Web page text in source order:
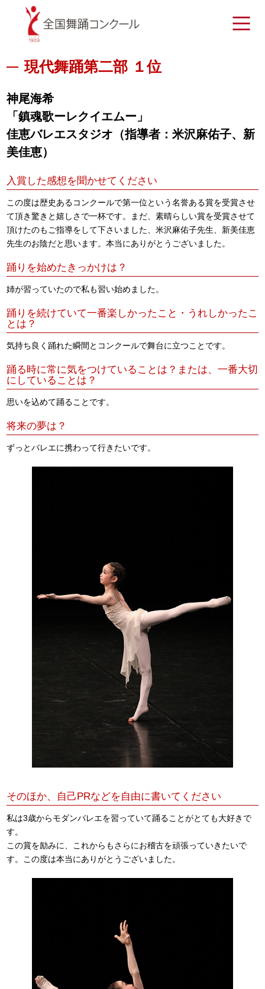
現代舞踊第二部 １位
神尾海希
「鎮魂歌ーレクイエムー」
佳恵バレエスタジオ（指導者：米沢麻佑子、新
美佳恵）
入賞した感想を聞かせてください
この度は歴史あるコンクールで第一位という名誉ある賞を受賞させ
て頂き驚きと嬉しさで一杯です。まだ、素晴らしい賞を受賞させて
頂けたのもご指導をして下さいました、米沢麻佑子先生、新美佳恵
先生のお陰だと思います。本当にありがとうございました。
踊りを始めたきっかけは？
姉が習っていたので私も習い始めました。
踊りを続けていて一番楽しかったこと・うれしかったこ
とは？
気持ち良く踊れた瞬間とコンクールで舞台に立つことです。
踊る時に常に気をつけていることは？または、一番大切
にしていることは？
思いを込めて踊ることです。
将来の夢は？
ずっとバレエに携わって行きたいです。
そのほか、自己PRなどを自由に書いてください
私は3歳からモダンバレエを習っていて踊ることがとても大好きで
す。
この賞を励みに、これからもさらにお稽古を頑張っていきたいで
す。この度は本当にありがとうございました。